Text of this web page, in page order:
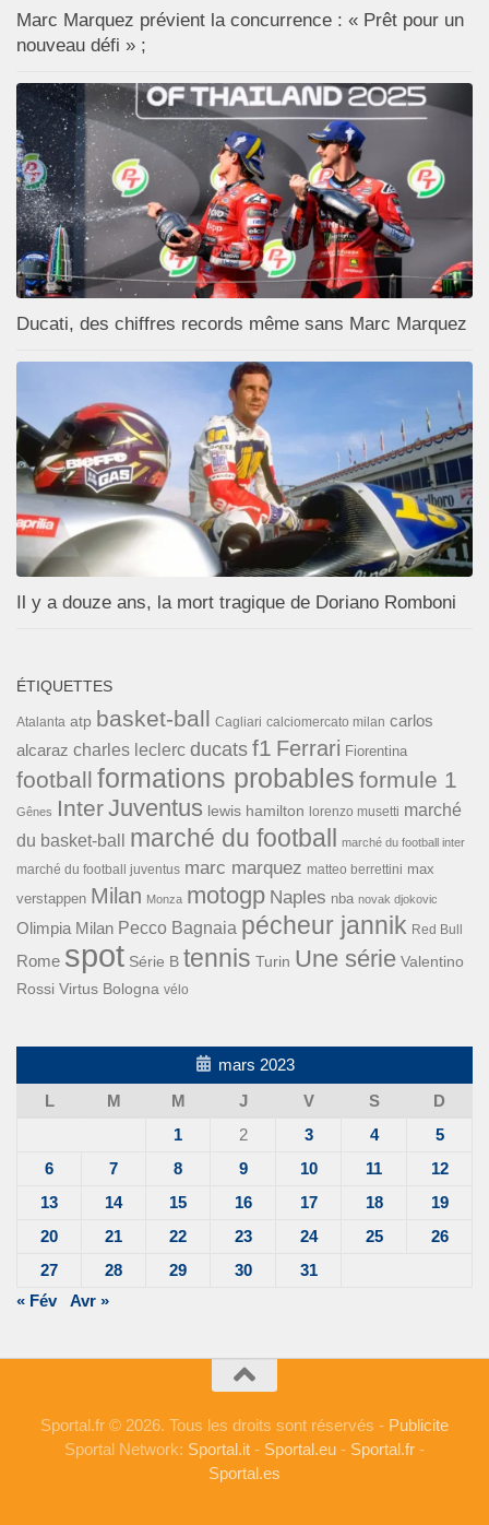
Marc Marquez prévient la concurrence : « Prêt pour un
nouveau défi » ;
Ducati, des chiffres records même sans Marc Marquez
Il y a douze ans, la mort tragique de Doriano Romboni
ÉTIQUETTES
Atalanta atp basket-ball Cagliari calciomercato milan carlos
alcaraz charles leclerc ducats f1 Ferrari Fiorentina
football formations probables formule 1
Gênes InterJuventus lewis hamilton lorenzo musetti marché
du basket-ball
marché du football marché du football inter
marché du football juventus marc marquez matteo berrettini max
verstappen Milan Monza motogp Naples nba novak djokovic
Olimpia Milan Pecco Bagnaia pécheur jannik Red Bull
Rome spot Série B tennis Turin Une série Valentino
Rossi Virtus Bologna vélo
mars 2023
L
M M J V S
D
1
2 3 4
5
6
7 8 9 10 11
12
13
14 15 16 17 18
19
20
21 22 23 24 25
26
27
28 29 30
31
« Fév
Avr »
Sportal.fr © 2026. Tous les droits sont réservés - Publicite
Sportal Network: Sportal.it - Sportal.eu - Sportal.fr -
Sportal.es